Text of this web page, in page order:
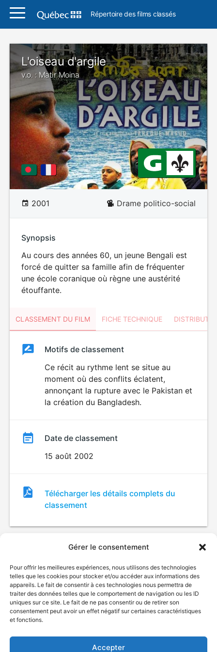
Gérer le consentement
Pour offrir les meilleures expériences, nous utilisons des technologies
telles que les cookies pour stocker et/ou accéder aux informations des
appareils. Le fait de consentir à ces technologies nous permettra de
traiter des données telles que le comportement de navigation ou les ID
uniques sur ce site. Le fait de ne pas consentir ou de retirer son
consentement peut avoir un effet négatif sur certaines caractéristiques
et fonctions.
Accepter
Répertoire des films classés
L'oiseau d'argile
v.o. : Matir Moina
2001 Drame politico-social
Synopsis
Au cours des années 60, un jeune Bengali est
forcé de quitter sa famille afin de fréquenter
une école coranique où règne une austérité
étouffante.
CLASSEMENT DU FILM FICHE TECHNIQUE
ClassementClassement
Motifs de classement
Ce récit au rythme lent se situe au
moment où des conflits éclatent,
annonçant la rupture avec le Pakistan et
la création du Bangladesh.
Date de classement
15 août 2002
Fichier
de
classement
Télécharger les détails complets du
classement
© Gouvernement du Québec, 2026
Plan du site
Accessibilité